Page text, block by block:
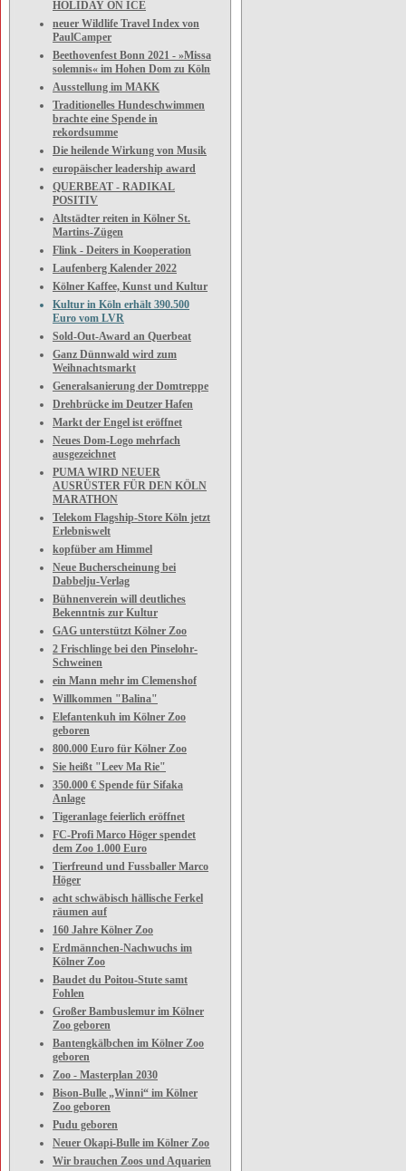
HOLIDAY ON ICE
neuer Wildlife Travel Index von
PaulCamper
Beethovenfest Bonn 2021 - »Missa
solemnis« im Hohen Dom zu Köln
Ausstellung im MAKK
Traditionelles Hundeschwimmen
brachte eine Spende in
rekordsumme
Die heilende Wirkung von Musik
europäischer leadership award
QUERBEAT - RADIKAL
POSITIV
Altstädter reiten in Kölner St.
Martins-Zügen
Flink - Deiters in Kooperation
Laufenberg Kalender 2022
Kölner Kaffee, Kunst und Kultur
Kultur in Köln erhält 390.500
Euro vom LVR
Sold-Out-Award an Querbeat
Ganz Dünnwald wird zum
Weihnachtsmarkt
Generalsanierung der Domtreppe
Drehbrücke im Deutzer Hafen
Markt der Engel ist eröffnet
Neues Dom-Logo mehrfach
ausgezeichnet
PUMA WIRD NEUER
AUSRÜSTER FÜR DEN KÖLN
MARATHON
Telekom Flagship-Store Köln jetzt
Erlebniswelt
kopfüber am Himmel
Neue Bucherscheinung bei
Dabbelju-Verlag
Bühnenverein will deutliches
Bekenntnis zur Kultur
GAG unterstützt Kölner Zoo
2 Frischlinge bei den Pinselohr-
Schweinen
ein Mann mehr im Clemenshof
Willkommen "Balina"
Elefantenkuh im Kölner Zoo
geboren
800.000 Euro für Kölner Zoo
Sie heißt "Leev Ma Rie"
350.000 € Spende für Sifaka
Anlage
Tigeranlage feierlich eröffnet
FC-Profi Marco Höger spendet
dem Zoo 1.000 Euro
Tierfreund und Fussballer Marco
Höger
acht schwäbisch hällische Ferkel
räumen auf
160 Jahre Kölner Zoo
Erdmännchen-Nachwuchs im
Kölner Zoo
Baudet du Poitou-Stute samt
Fohlen
Großer Bambuslemur im Kölner
Zoo geboren
Bantengkälbchen im Kölner Zoo
geboren
Zoo - Masterplan 2030
Bison-Bulle „Winni“ im Kölner
Zoo geboren
Pudu geboren
Neuer Okapi-Bulle im Kölner Zoo
Wir brauchen Zoos und Aquarien